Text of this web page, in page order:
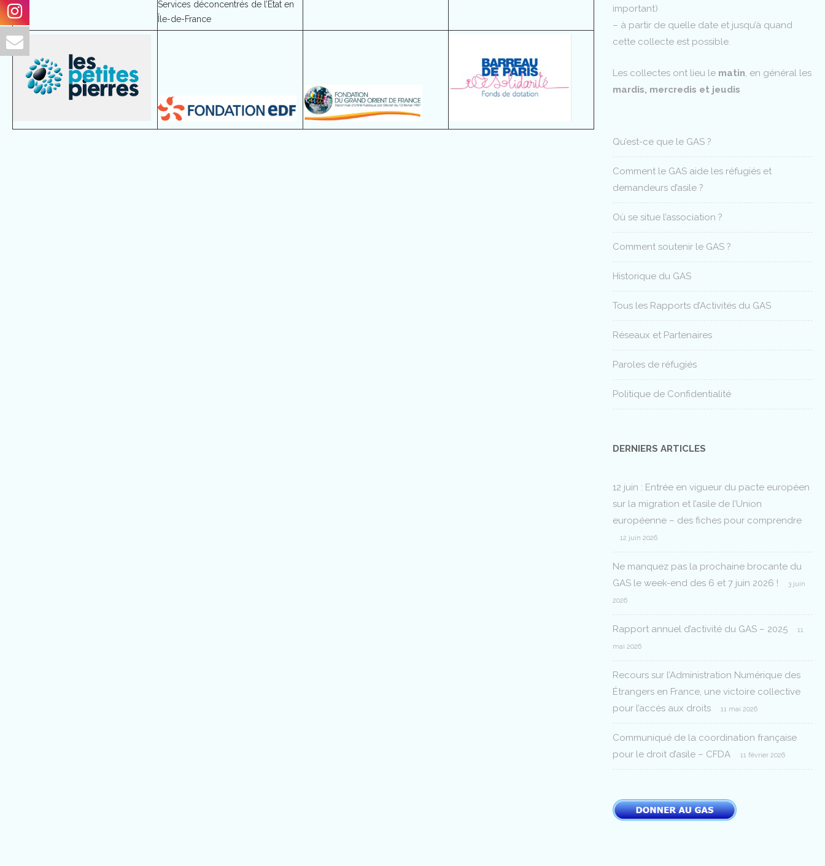
Services déconcentrés de l’Etat en
Île-de-France
important)
– à partir de quelle date et jusqu’à quand
cette collecte est possible.
Les collectes ont lieu le matin, en général les
mardis, mercredis et jeudis
Qu’est-ce que le GAS ?
Comment le GAS aide les réfugiés et
demandeurs d’asile ?
Où se situe l’association ?
Comment soutenir le GAS ?
Historique du GAS
Tous les Rapports d’Activités du GAS
Réseaux et Partenaires
Paroles de réfugiés
Politique de Confidentialité
DERNIERS ARTICLES
12 juin : Entrée en vigueur du pacte européen
sur la migration et l’asile de l’Union
européenne – des fiches pour comprendre
12 juin 2026
Ne manquez pas la prochaine brocante du
GAS le week-end des 6 et 7 juin 2026 !
3 juin
2026
Rapport annuel d’activité du GAS – 2025 11
mai 2026
Recours sur l’Administration Numérique des
Étrangers en France, une victoire collective
pour l’accès aux droits
11 mai 2026
Communiqué de la coordination française
pour le droit d’asile – CFDA
11 février 2026